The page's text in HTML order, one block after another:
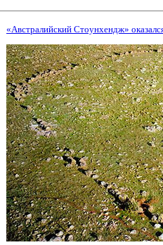
«Австралийский Стоунхендж»